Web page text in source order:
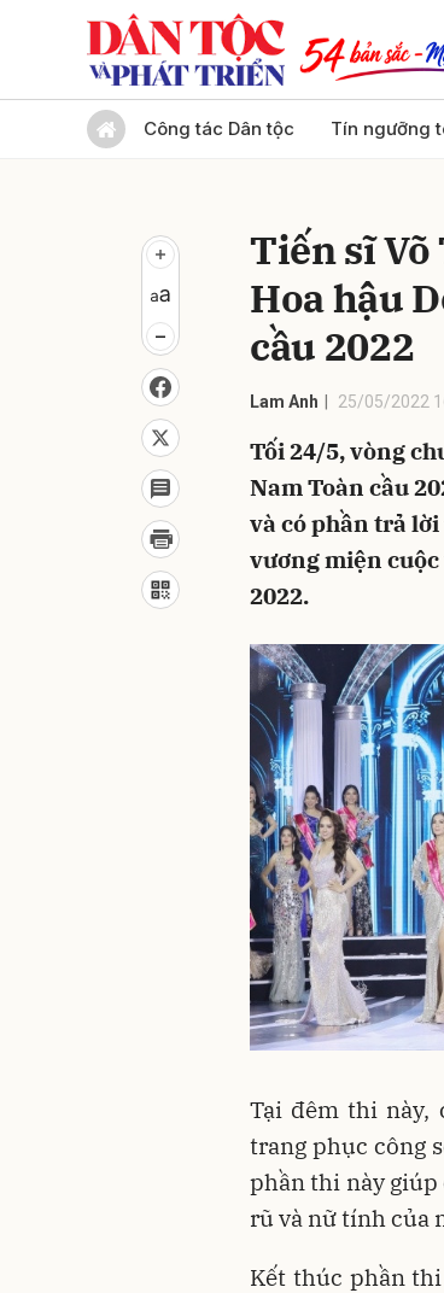
Công tác Dân tộc Tín ngưỡng
Tiến sĩ
Hoa hậu
cầu 2022
Lam Anh 25/05/2022
Tối 24/5, vòng
Nam Toàn cầu
và có phần trả
vương miện
2022.
Tại đêm thi này,
trang phục công
phần thi này giúp
rũ và nữ tính của
Kết thúc phần